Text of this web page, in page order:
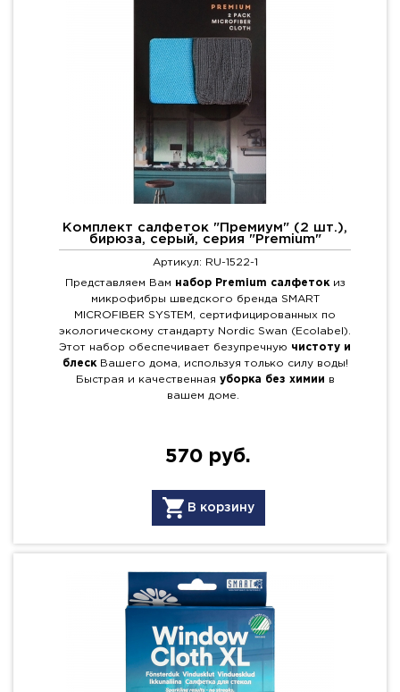
Комплект салфеток "Премиум" (2 шт.),
бирюза, серый, серия "Premium"
Артикул: RU-1522-1
Представляем Вам набор Premium салфетокиз
микрофибры шведского бренда SMART
MICROFIBER SYSTEM, сертифицированных по
экологическому стандарту Nordic Swan (Ecolabel).
Этот набор обеспечивает безупречную чистоту и
блескВашего дома, используя только силу воды!
Быстрая и качественная уборка без химии в
вашем доме.
570 руб.
В корзину